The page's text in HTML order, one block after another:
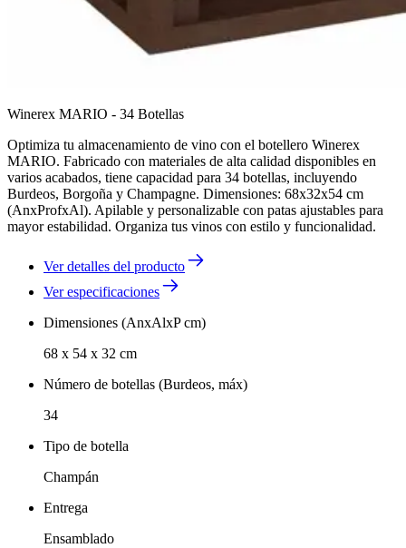
Winerex MARIO - 34 Botellas
Optimiza tu almacenamiento de vino con el botellero Winerex
MARIO. Fabricado con materiales de alta calidad disponibles en
varios acabados, tiene capacidad para 34 botellas, incluyendo
Burdeos, Borgoña y Champagne. Dimensiones: 68x32x54 cm
(AnxProfxAl). Apilable y personalizable con patas ajustables para
mayor estabilidad. Organiza tus vinos con estilo y funcionalidad.
Ver detalles del producto
Ver especificaciones
Dimensiones (AnxAlxP cm)
68 x 54 x 32 cm
Número de botellas (Burdeos, máx)
34
Tipo de botella
Champán
Entrega
Ensamblado